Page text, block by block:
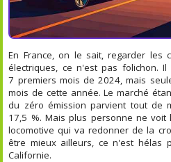
En France, on le sait, regarder les
électriques, ce n'est pas folichon.
7 premiers mois de 2024, mais
mois de cette année. Le marché
du zéro émission parvient tout de
17,5 %. Mais plus personne ne
locomotive qui va redonner de la
être mieux ailleurs, ce n'est hélas
Californie.